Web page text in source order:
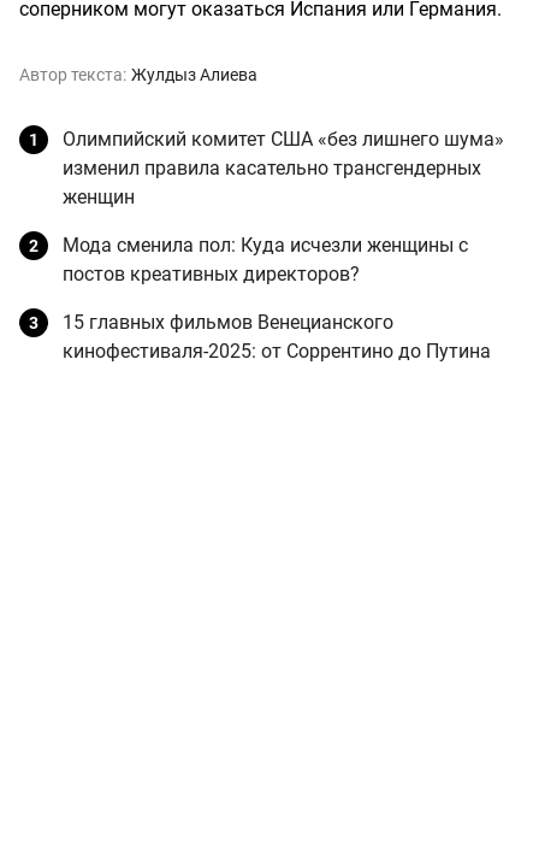
соперником могут оказаться Испания или Германия.
Автор текста: Жулдыз Алиева
Олимпийский комитет США «без лишнего шума»
изменил правила касательно трансгендерных
женщин
Мода сменила пол: Куда исчезли женщины с
постов креативных директоров?
15 главных фильмов Венецианского
кинофестиваля-2025: от Соррентино до Путина